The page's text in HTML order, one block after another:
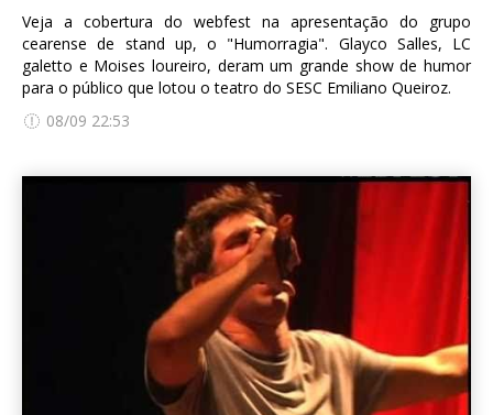
Veja a cobertura do webfest na apresentação do grupo
cearense de stand up, o "Humorragia". Glayco Salles, LC
galetto e Moises loureiro, deram um grande show de humor
para o público que lotou o teatro do SESC Emiliano Queiroz.
08/09 22:53